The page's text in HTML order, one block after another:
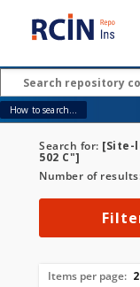
How to search...
Search for: [Site-
502 C"]
Number of
Items per page: